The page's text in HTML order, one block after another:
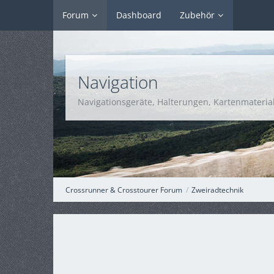
Forum Dashboard Zubehör
Crossrunner & Crosstourer Forum Zweiradtechnik
Navigation
Navigationsgeräte, Halterungen,